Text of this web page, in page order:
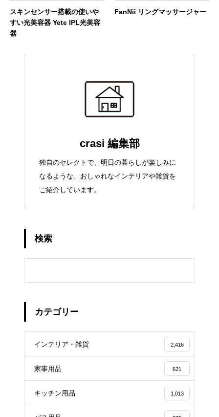
スキンセンサー搭載の使いや
すい光美容器 Yete IPL光美容
器
FanNii リングマッサージャー
crasi 編集部
独自のセレクトで、明日の暮らしが楽しみに
なるような、おしゃれなインテリアや雑貨を
ご紹介しています。
検索
カテゴリー
インテリア・雑貨 2,416
家事用品 621
キッチン用品 1,013